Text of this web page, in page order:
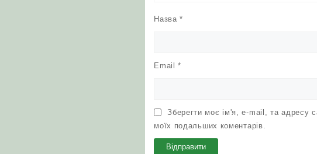
Назва*
Email*
Зберегти моє ім'я, e-mail, та адресу
моїх подальших коментарів.